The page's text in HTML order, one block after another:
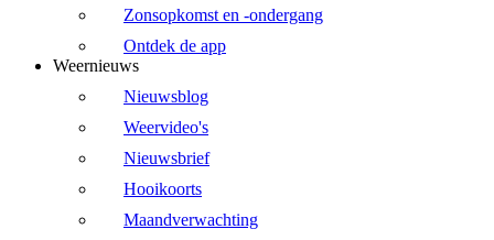
Zonsopkomst en -ondergang
Ontdek de app
Weernieuws
Nieuwsblog
Weervideo's
Nieuwsbrief
Hooikoorts
Maandverwachting